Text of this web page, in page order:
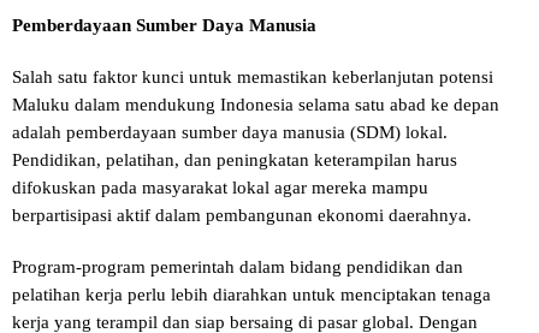
Pemberdayaan Sumber Daya Manusia
Salah satu faktor kunci untuk memastikan keberlanjutan potensi
Maluku dalam mendukung Indonesia selama satu abad ke depan
adalah pemberdayaan sumber daya manusia (SDM) lokal.
Pendidikan, pelatihan, dan peningkatan keterampilan harus
difokuskan pada masyarakat lokal agar mereka mampu
berpartisipasi aktif dalam pembangunan ekonomi daerahnya.
Program-program pemerintah dalam bidang pendidikan dan
pelatihan kerja perlu lebih diarahkan untuk menciptakan tenaga
kerja yang terampil dan siap bersaing di pasar global. Dengan